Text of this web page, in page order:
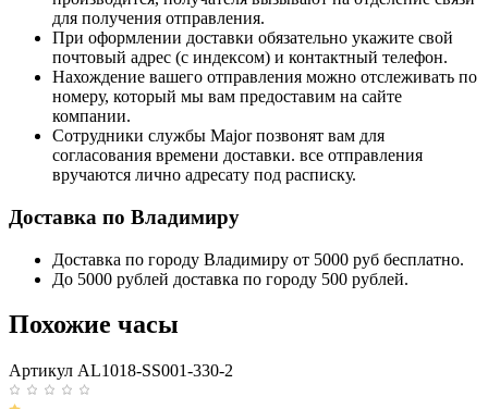
для получения отправления.
При оформлении доставки обязательно укажите свой
почтовый адрес (с индексом) и контактный телефон.
Нахождение вашего отправления можно отслеживать по
номеру, который мы вам предоставим на сайте
компании.
Сотрудники службы Major позвонят вам для
согласования времени доставки. все отправления
вручаются лично адресату под расписку.
Доставка по Владимиру
Доставка по городу Владимиру от 5000 руб бесплатно.
До 5000 рублей доставка по городу 500 рублей.
Похожие часы
Артикул AL1018-SS001-330-2